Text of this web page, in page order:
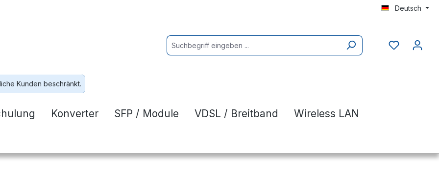
Deutsch
Kunden beschränkt.
Konverter SFP / Module VDSL / Breitband Wireless LAN